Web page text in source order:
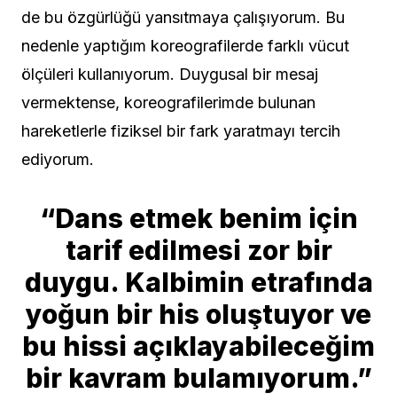
de bu özgürlüğü yansıtmaya çalışıyorum. Bu
nedenle yaptığım koreografilerde farklı vücut
ölçüleri kullanıyorum. Duygusal bir mesaj
vermektense, koreografilerimde bulunan
hareketlerle fiziksel bir fark yaratmayı tercih
ediyorum.
“Dans etmek benim için
tarif edilmesi zor bir
duygu. Kalbimin etrafında
yoğun bir his oluştuyor ve
bu hissi açıklayabileceğim
bir kavram bulamıyorum.”